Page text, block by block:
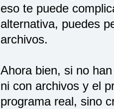
eso te puede
alternativa, puedes
archivos.
Ahora bien, si no
ni con archivos y el
programa real, sino